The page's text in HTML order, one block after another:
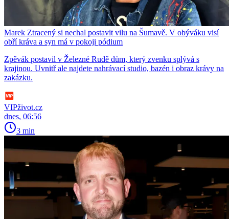
Marek Ztracený si nechal postavit vilu na Šumavě. V obýváku visí
obří kráva a syn má v pokoji pódium
Zpěvák postavil v Železné Rudě dům, který zvenku splývá s
krajinou. Uvnitř ale najdete nahrávací studio, bazén i obraz krávy na
zakázku.
VIPživot.cz
dnes, 06:56
3 min